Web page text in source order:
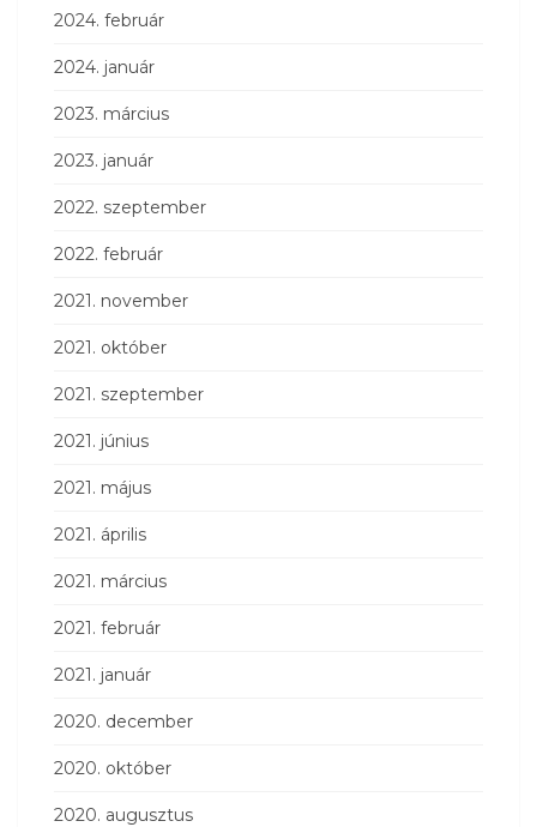
2024. február
2024. január
2023. március
2023. január
2022. szeptember
2022. február
2021. november
2021. október
2021. szeptember
2021. június
2021. május
2021. április
2021. március
2021. február
2021. január
2020. december
2020. október
2020. augusztus